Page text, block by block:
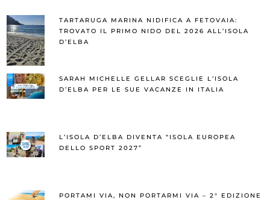
TARTARUGA MARINA NIDIFICA A FETOVAIA:
TROVATO IL PRIMO NIDO DEL 2026 ALL’ISOLA
D’ELBA
SARAH MICHELLE GELLAR SCEGLIE L’ISOLA
D’ELBA PER LE SUE VACANZE IN ITALIA
L’ISOLA D’ELBA DIVENTA “ISOLA EUROPEA
DELLO SPORT 2027”
PORTAMI VIA, NON PORTARMI VIA – 2° EDIZIONE